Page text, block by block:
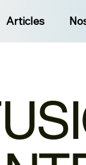
Articles